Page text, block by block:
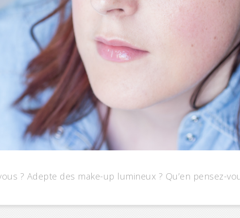
? Adepte des make-up lumineux ? Qu’en pensez-